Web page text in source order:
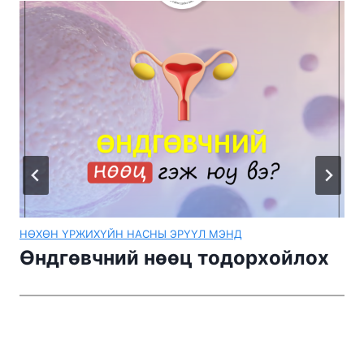
НӨХӨН ҮРЖИХҮЙН НАСНЫ ЭРҮҮЛ МЭНД
Өндгөвчний нөөц тодорхойлох